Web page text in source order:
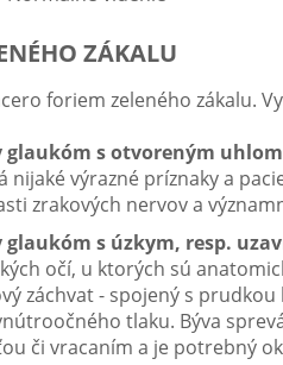
ZÁKALU
foriem zeleného zákalu.
glaukóm s otvoreným
nijaké výrazné príznaky a
zrakových nervov a
glaukóm s úzkym, resp.
očí, u ktorých sú
záchvat - spojený s
tlaku. Býva
či vracaním a je potrebný